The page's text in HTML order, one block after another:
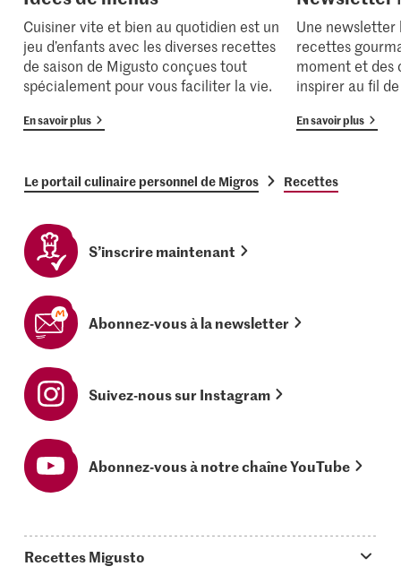
Cuisiner vite et bien au quotidien est un
jeu d’enfants avec les diverses recettes
de saison de Migusto conçues tout
spécialement pour vous faciliter la vie.
En savoir plus
Une newsletter
recettes
moment et des
inspirer au fil
En savoir plus
Le portail culinaire personnel de Migros Recettes
S’inscrire maintenant
Abonnez-vous à la newsletter
Suivez-nous sur Instagram
Abonnez-vous à notre chaîne YouTube
Recettes Migusto